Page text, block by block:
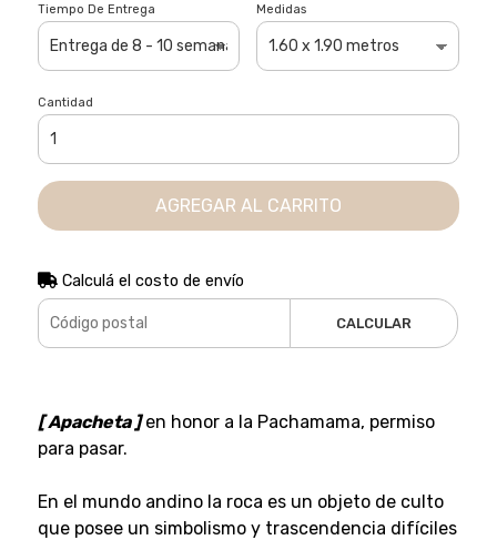
Tiempo De Entrega Medidas
Cantidad
AGREGAR AL CARRITO
Calculá el costo de envío
CALCULAR
[ Apacheta ] en honor a la Pachamama, permiso
para pasar.
En el mundo andino la roca es un objeto de culto
que posee un simbolismo y trascendencia difíciles